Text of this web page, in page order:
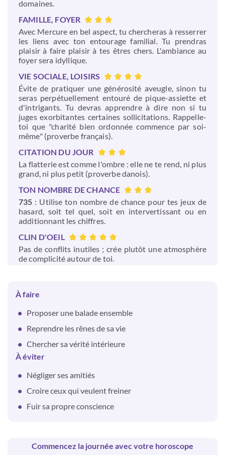
domaines.
FAMILLE, FOYER
Avec Mercure en bel aspect, tu chercheras à resserrer
les liens avec ton entourage familial. Tu prendras
plaisir à faire plaisir à tes êtres chers. L'ambiance au
foyer sera idyllique.
VIE SOCIALE, LOISIRS
Évite de pratiquer une générosité aveugle, sinon tu
seras perpétuellement entouré de pique-assiette et
d'intrigants. Tu devras apprendre à dire non si tu
juges exorbitantes certaines sollicitations. Rappelle-
toi que "charité bien ordonnée commence par soi-
même" (proverbe français).
CITATION DU JOUR
La flatterie est comme l'ombre : elle ne te rend, ni plus
grand, ni plus petit (proverbe danois).
TON NOMBRE DE CHANCE
735 : Utilise ton nombre de chance pour tes jeux de
hasard, soit tel quel, soit en intervertissant ou en
additionnant les chiffres.
CLIN D'OEIL
Pas de conflits inutiles ; crée plutôt une atmosphère
de complicité autour de toi.
À faire
Proposer une balade ensemble
Reprendre les rênes de sa vie
Chercher sa vérité intérieure
À éviter
Négliger ses amitiés
Croire ceux qui veulent freiner
Fuir sa propre conscience
Commencez la journée avec votre horoscope